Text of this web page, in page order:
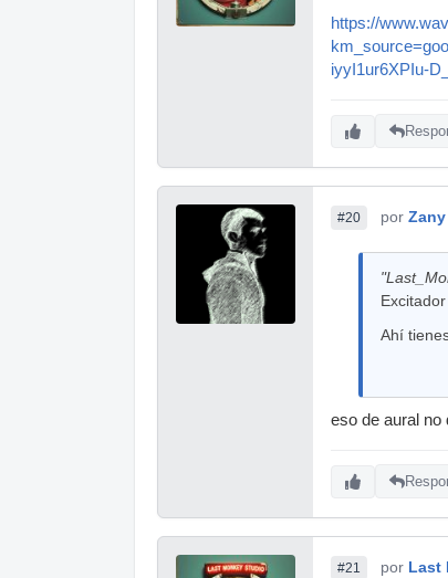
https://
iyyI1ur6XPIu-
#20 por
Excitador
Ahí
eso de aural no
#21 por Last